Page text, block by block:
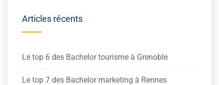
Articles récents
Le top 6 des Bachelor tourisme à Grenoble
Le top 7 des Bachelor marketing à Rennes